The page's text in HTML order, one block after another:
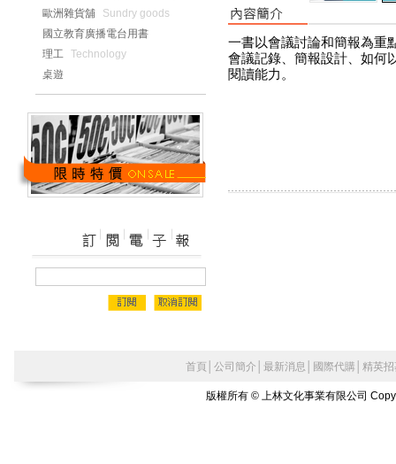
歐洲雜貨舖
Sundry goods
國立教育廣播電台用書
理工 Technology
桌遊
一書以會議討論和簡報為重
會議記錄、簡報設計、如何
閱讀能力。
首頁 公司簡介 最新消息 國際代購 精英招
版權所有 © 上林文化事業有限公司